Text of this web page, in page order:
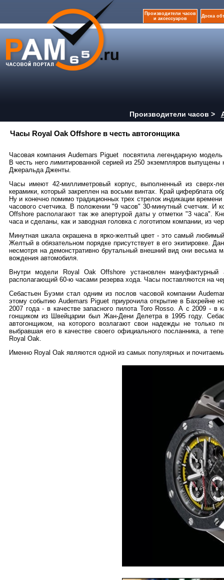
Производители часов
и аксессуаров
Доска
Производители часов >
Часы Royal Oak Offshore в честь автогонщика
Часовая компания Audemars Piguet посвятила легендарную
В честь него лимитированной серией из 250 экземпляров
Джеральда Дженты.
Часы имеют 42-миллиметровый корпус, выполненный из сверх-
керамики, который закреплен на восьми винтах. Край циферблата
Ну и конечно помимо традиционных трех стрелок индикации
часового счетчика. В положении "9 часов" 30-минутный счетчик.
Offshore располагают так же апертурой даты у отметки "3 часа".
часа и сделаны, как и заводная головка с логотипом компании, из
Минутная шкала окрашена в ярко-желтый цвет - это самый
Желтый в обязательном порядке присутствует в его экипировке.
несмотря на демонстративно брутальный внешний вид они весьма
вождения автомобиля.
Внутри модели Royal Oak Offshore установлен
располагающий 60-ю часами резерва хода. Часы поставляются на
Себастьен Буэми стал одним из послов часовой компании
этому событию Audemars Piguet приурочила открытие в Бахрейне
2007 года - в качестве запасного пилота Toro Rosso. А с 2009 - в
гонщиком из Швейцарии был Жан-Дени Делетра в 1995 году.
автогонщиком, на которого возлагают свои надежды не только
выбравшая его в качестве своего официального посланника, а
Royal Oak.
Именно Royal Oak являются одной из самых популярных и